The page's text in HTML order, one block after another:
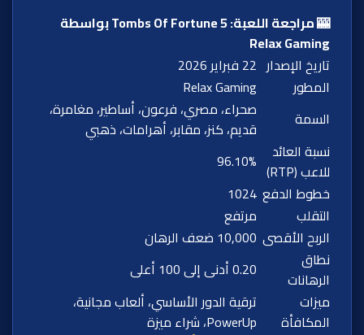
🎰 مراجعة اللعبة: 5 Tombs Of Fortune بواسطة
Relax Gaming
تاريخ الإصدار 22 فبراير 2026
المطور
Relax Gaming
السمة
صحراء، مصري، فرعون، أساطير، مغامرة،
قديم، كنز، مقابر، أهرامات، ذهبي
نسبة العائد
للاعب (RTP)
96.10%
خطوط الدفع 1024
التقلب
مرتفع
الربح الأقصى 10,000 ضعف الرهان
نطاق
الرهانات
0.20 أدنى إلى 100 أعلى
ميزات
المكافأة
ترقية الدور الأساسي، ألعاب مجانية،
PowerUp، شراء ميزة